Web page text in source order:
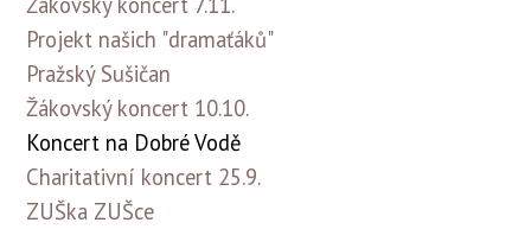
Projekt našich "dramaťáků"
Pražský Sušičan
Žákovský koncert 10.10.
Koncert na Dobré Vodě
Charitativní koncert 25.9.
ZUŠka ZUŠce